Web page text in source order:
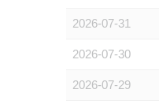
2026-07-31
2026-07-30
2026-07-29